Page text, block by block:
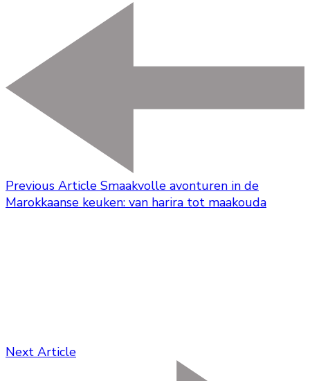
Previous Article Smaakvolle avonturen in de
Marokkaanse keuken: van harira tot maakouda
Next Article